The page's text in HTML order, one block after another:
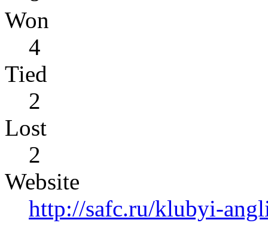
Won
4
Tied
2
Lost
2
Website
http://safc.ru/klubyi-